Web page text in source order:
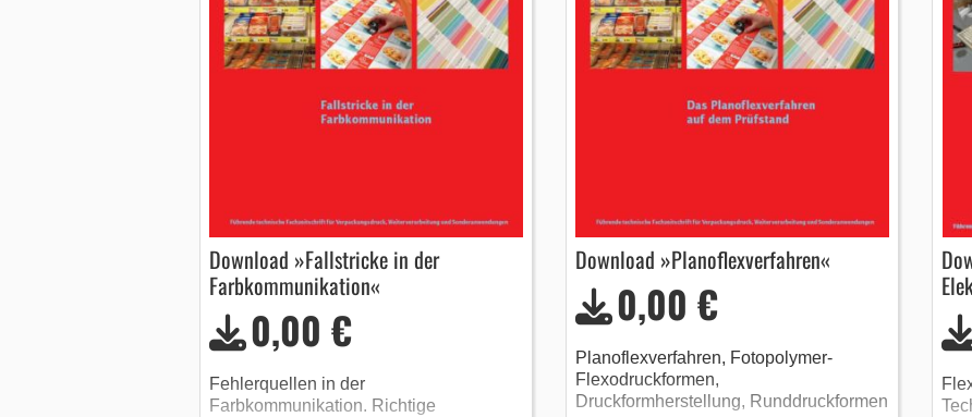
Download »Fallstricke in der
Farbkommunikation«
0,00 €
Fehlerquellen in der
Farbkommunikation. Richtige
Download »Planoflexverfahren«
0,00 €
Planoflexverfahren, Fotopolymer-
Flexodruckformen,
Druckformherstellung, Runddruckformen